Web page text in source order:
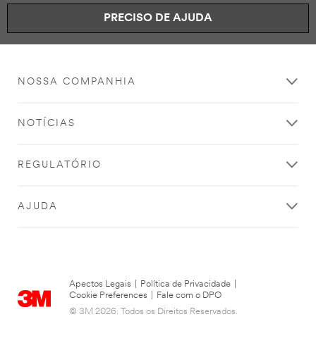
PRECISO DE AJUDA
NOSSA COMPANHIA
NOTÍCIAS
REGULATÓRIO
AJUDA
Apectos Legais Política de Privacidade
Cookie Preferences
Fale com o DPO
© 3M 2026. Todos os Direitos Reservados.